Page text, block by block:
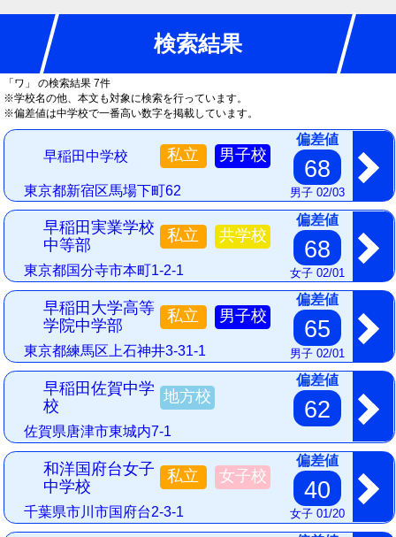
検索結果
「ワ」 の検索結果 7件
※学校名の他、本文も対象に検索を行っています。
※偏差値は中学校で一番高い数字を掲載しています。
早稲田中学校 私立 男子校
東京都新宿区馬場下町62
偏差値
68
男子 02/03
早稲田実業学校
中等部
私立 共学校
東京都国分寺市本町1-2-1
偏差値
68
女子 02/01
早稲田大学高等
学院中学部
私立 男子校
東京都練馬区上石神井3-31-1
偏差値
65
男子 02/01
早稲田佐賀中学
校
地方校
佐賀県唐津市東城内7-1
偏差値
62
和洋国府台女子
中学校
私立 女子校
千葉県市川市国府台2-3-1
偏差値
40
女子 01/20